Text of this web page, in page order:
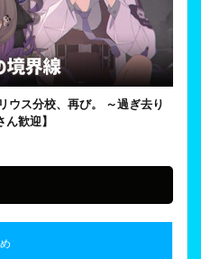
ウス分校、再び。 ～過ぎ去り
歓迎】